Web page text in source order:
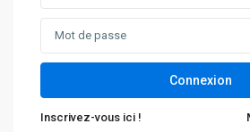
Connexion
Inscrivez-vous ici !